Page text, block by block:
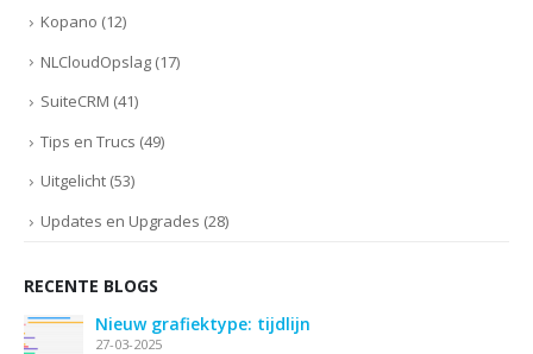
Kopano (12)
NLCloudOpslag (17)
SuiteCRM (41)
Tips en Trucs (49)
Uitgelicht (53)
Updates en Upgrades (28)
RECENTE BLOGS
Nieuw grafiektype: tijdlijn
27-03-2025